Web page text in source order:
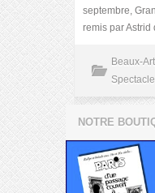
septembre,
remis par Astrid
Beaux-
NOTRE